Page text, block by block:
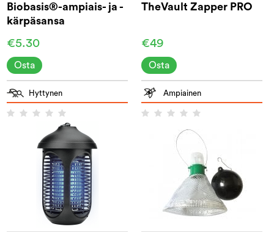
Biobasis®-ampiais- ja -
kärpäsansa
€5.30
Osta
TheVault Zapper PRO
€49
Osta
Hyttynen Ampiainen